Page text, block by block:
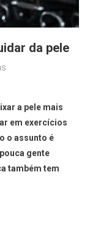
da pele
a pele mais
em exercícios
o assunto é
gente
também tem